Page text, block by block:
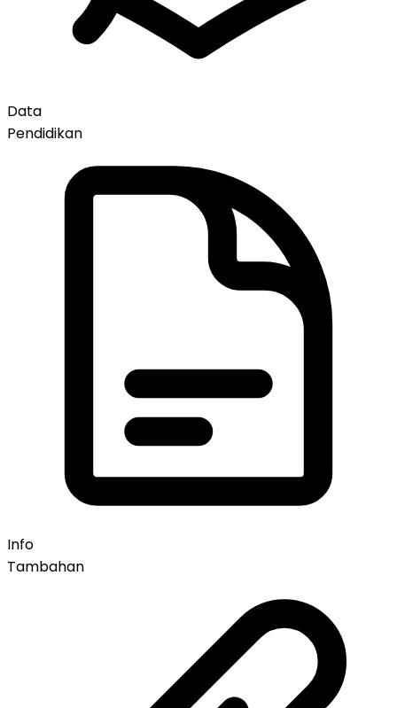
Data
Pendidikan
Info
Tambahan